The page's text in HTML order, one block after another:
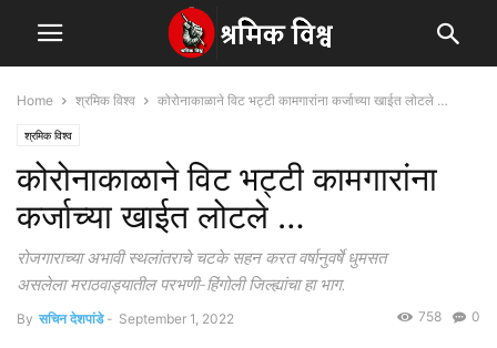
Home श्रमिक विश्व कोरोनाकाळाने विट भट्टी कामगारांना कर्जाच्या खाईत लोटले …
श्रमिक विश्व
कोरोनाकाळाने विट भट्टी कामगारांना
कर्जाच्या खाईत लोटले …
रोजगाराच्या अभावी स्थलांतराचे चटके सहन करत वर्षानुवर्षे धुमसत
असलेला मराठवाड्यातील परभणी-हिंगोली जिल्ह्यांचा हा भाग.
By सचिन देशपांडे - September 1, 2022 0
758